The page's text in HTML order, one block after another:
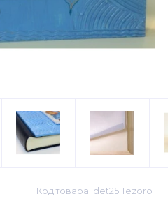
Код товара: det25 Tezoro